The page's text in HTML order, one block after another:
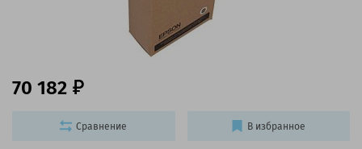
70 182
Сравнение В избранное